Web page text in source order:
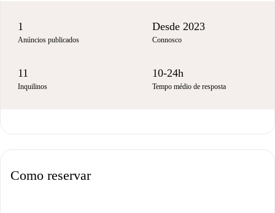
1
Anúncios publicados
Desde 2023
Connosco
11
Inquilinos
10-24h
Tempo médio de resposta
Como reservar